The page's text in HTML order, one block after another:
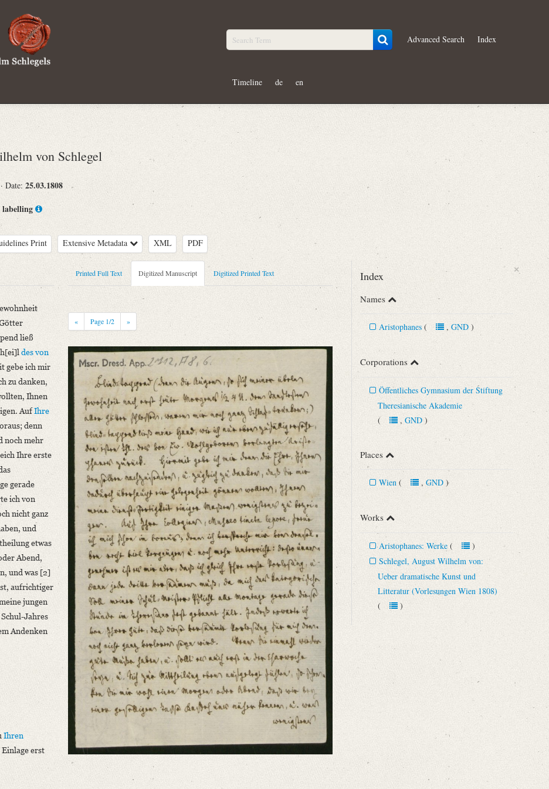
Advanced Search Index
Timeline de en
von Schlegel
· Date: 25.03.1808
Print Extensive Metadata XML PDF
und Universitätsbibliothek
Schlegelkreis. Hg. v. Josef Körner. Bd. 1. Der Texte erste Hälfte. 1791‒1808. Bern u.a. ²1969, S. 523‒524.
übeln Gewohnheit nach erst heute Morgens ½ 4 U.[hr] dem Sanftesten aller Götter [...]“
und Universitätsbibliothek
ließ
des von
gebe ich mir
zu danken,
Ihnen
AufIhre
; denn
noch mehr
Ihre erste
gerade
ich von
nicht ganz
und
etwas
Abend,
und was [2]
aufrichtiger
jungen
Jahres
Andenken
Ihren
erst
Printed Full Text Digitized Manuscript Digitized Printed Text
« Page 1/2 »
×
Index
Names
Aristophanes (, GND)
Corporations
Öffentliches Gymnasium der Stiftung
Theresianische Akademie
(, GND)
Places
Wien (, GND)
Works
Aristophanes: Werke ()
Schlegel, August Wilhelm von:
Ueber dramatische Kunst und
Litteratur (Vorlesungen Wien 1808)
()